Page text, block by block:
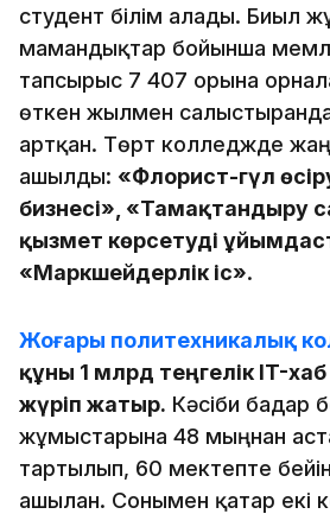
студент білім алады. Биыл
мамандықтар бойынша
тапсырыс 7 407 орынға
өткен жылмен
артқан. Төрт колледжде
ашылды: «Флорист-гүл
бизнесі», «Тамақтандыру
қызмет көрсетуді
«Маркшейдерлік іс».
Жоғары политехникалық
құны 1 млрд теңгелік IT-
жүріп жатыр. Кәсіби бағдар
жұмыстарына 48 мыңнан
тартылып, 60 мектепте
ашылған. Сонымен қатар екі